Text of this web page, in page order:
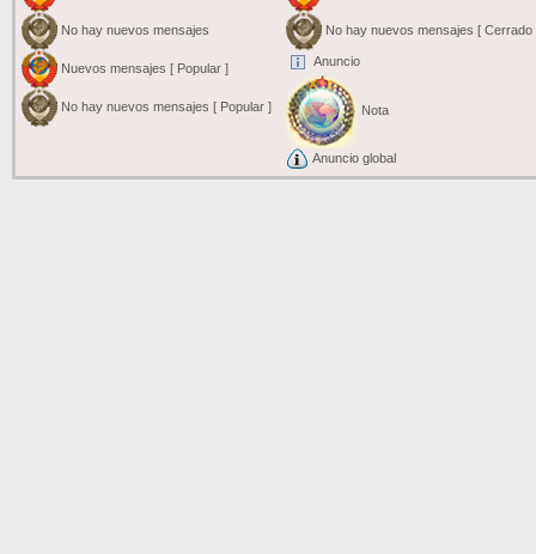
No hay nuevos mensajes
Nuevos mensajes [ Popular ]
No hay nuevos mensajes [ Popular ]
No hay nuevos mensajes [ Cerrado
Anuncio
Nota
Anuncio global